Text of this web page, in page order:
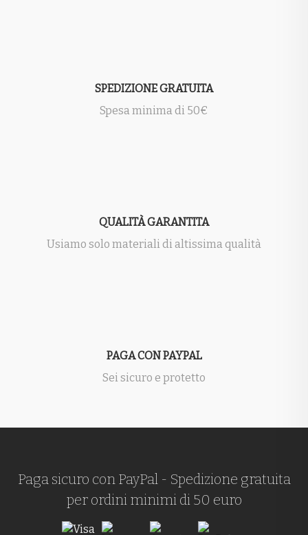
SPEDIZIONE GRATUITA
Spesa minima di 50€
QUALITÀ GARANTITA
Usiamo solo materiali di altissima qualità
PAGA CON PAYPAL
Sei sicuro e protetto
Paga sicuro con PayPal - Spedizione gratuita
per ordini minimi di 50 euro